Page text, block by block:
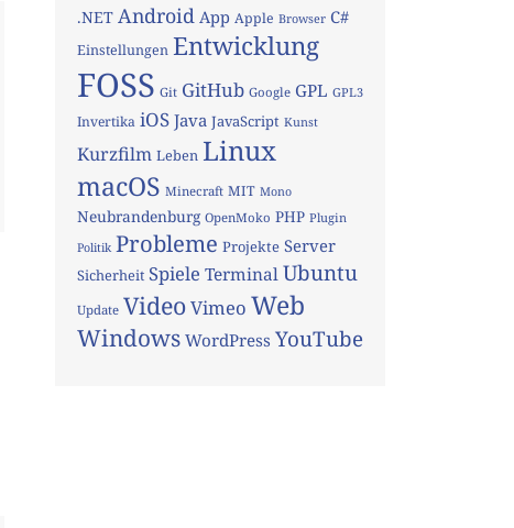
.NET Android App Apple Browser C#
Einstellungen Entwicklung
FOSS Git GitHub Google GPL GPL3
Invertika iOS Java JavaScript Kunst
Kurzfilm Leben Linux
macOS Minecraft MIT Mono
Neubrandenburg OpenMoko PHP Plugin
Politik Probleme Projekte Server
Sicherheit Spiele TerminalUbuntu
Update VideoVimeo Web
Windows WordPress YouTube